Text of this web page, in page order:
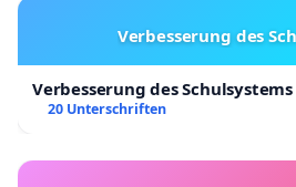
Verbesserung des
Verbesserung des Schulsystems
20 Unterschriften